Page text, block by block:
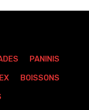
PANINIS
BOISSONS